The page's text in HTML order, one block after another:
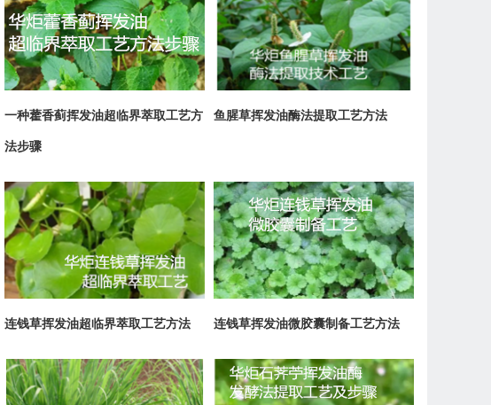
一种藿香蓟挥发油超临界萃取工艺方
法步骤
鱼腥草挥发油酶法提取工艺方法
连钱草挥发油超临界萃取工艺方法 连钱草挥发油微胶囊制备工艺方法